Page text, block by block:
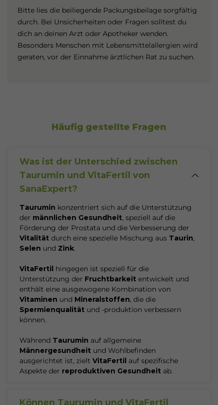
Bitte lies die beiliegende Packungsbeilage sorgfältig
durch. Bei Unsicherheiten oder Fragen solltest du
dich an deinen Arzt oder Apotheker wenden.
Besonders Menschen mit Lebensmittelallergien wird
geraten, vor der Einnahme ärztlichen Rat zu suchen.
Häufig gestellte Fragen
Was ist der Unterschied zwischen
Taurumin und VitaFertil von
SanaExpert?
Taurumin konzentriert sich auf die Unterstützung
der männlichen Gesundheit, speziell auf die
Förderung der Prostata und die Verbesserung der
Vitalität durch eine spezielle Mischung aus Taurin,
Selen und Zink.
VitaFertil hingegen ist speziell für die
Unterstützung der Fruchtbarkeit entwickelt und
enthält eine ausgewogene Kombination von
Vitaminen und Mineralstoffen, die die
Spermienqualität und -produktion verbessern
können.
Während Taurumin auf allgemeine
Männergesundheit und Wohlbefinden
ausgerichtet ist, zielt VitaFertil auf spezifische
Aspekte der reproduktiven Gesundheit ab.
Können Taurumin und VitaFertil